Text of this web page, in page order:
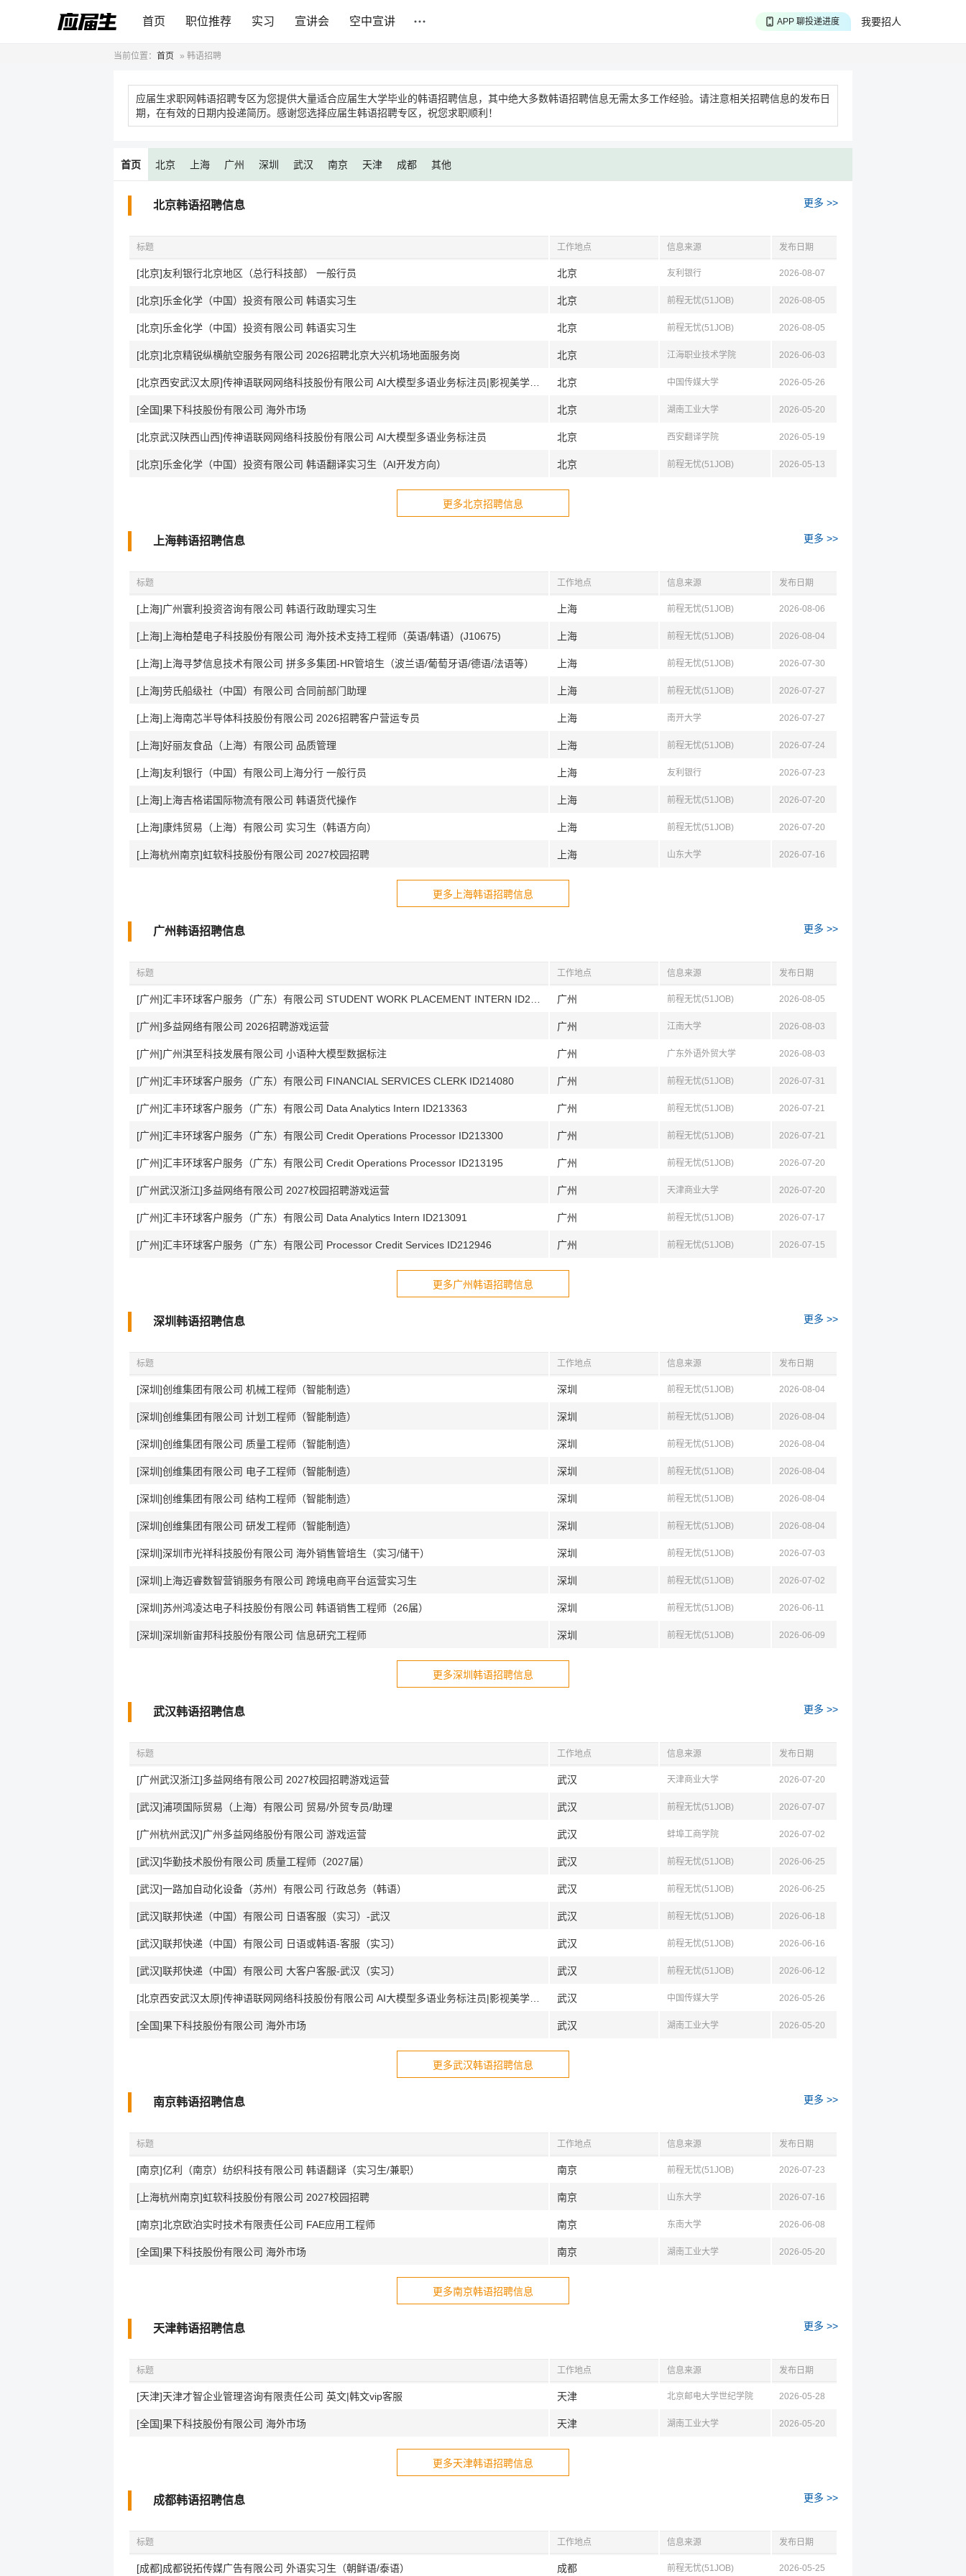
首页 职位推荐 实习 宣讲会 空中宣讲 我要招人
APP 聊投递进度
当前位置： 首页 » 韩语招聘
应届生求职网韩语招聘专区为您提供大量适合应届生大学毕业的韩语招聘信息，其中绝大多数韩语招聘信息无需太多工作经验。请注意相关招聘信息的发布日
期，在有效的日期内投递简历。感谢您选择应届生韩语招聘专区，祝您求职顺利！
首页 北京 上海 广州 深圳 武汉 南京 天津 成都 其他
北京韩语招聘信息 更多 >>
标题 工作地点 信息来源 发布日期
[北京]友利银行北京地区（总行科技部） 一般行员 北京 友利银行 2026-08-07
[北京]乐金化学（中国）投资有限公司 韩语实习生 北京 前程无忧(51JOB) 2026-08-05
[北京]乐金化学（中国）投资有限公司 韩语实习生 北京 前程无忧(51JOB) 2026-08-05
[北京]北京精锐纵横航空服务有限公司 2026招聘北京大兴机场地面服务岗 北京 江海职业技术学院 2026-06-03
北京 中国传媒大学 2026-05-26
[全国]果下科技股份有限公司 海外市场 北京 湖南工业大学 2026-05-20
[北京武汉陕西山西]传神语联网网络科技股份有限公司 AI大模型多语业务标注员 北京 西安翻译学院 2026-05-19
[北京]乐金化学（中国）投资有限公司 韩语翻译实习生（AI开发方向） 北京 前程无忧(51JOB) 2026-05-13
更多北京招聘信息
上海韩语招聘信息 更多 >>
标题 工作地点 信息来源 发布日期
[上海]广州寰利投资咨询有限公司 韩语行政助理实习生 上海 前程无忧(51JOB) 2026-08-06
[上海]上海柏楚电子科技股份有限公司 海外技术支持工程师（英语/韩语）(J10675) 上海 前程无忧(51JOB) 2026-08-04
[上海]上海寻梦信息技术有限公司 拼多多集团-HR管培生（波兰语/葡萄牙语/德语/法语等） 上海 前程无忧(51JOB) 2026-07-30
[上海]劳氏船级社（中国）有限公司 合同前部门助理 上海 前程无忧(51JOB) 2026-07-27
[上海]上海南芯半导体科技股份有限公司 2026招聘客户营运专员 上海 南开大学 2026-07-27
[上海]好丽友食品（上海）有限公司 品质管理 上海 前程无忧(51JOB) 2026-07-24
[上海]友利银行（中国）有限公司上海分行 一般行员 上海 友利银行 2026-07-23
[上海]上海吉格诺国际物流有限公司 韩语货代操作 上海 前程无忧(51JOB) 2026-07-20
[上海]康炜贸易（上海）有限公司 实习生（韩语方向） 上海 前程无忧(51JOB) 2026-07-20
[上海杭州南京]虹软科技股份有限公司 2027校园招聘 上海 山东大学 2026-07-16
更多上海韩语招聘信息
广州韩语招聘信息 更多 >>
标题 工作地点 信息来源 发布日期
广州 前程无忧(51JOB) 2026-08-05
[广州]多益网络有限公司 2026招聘游戏运营 广州 江南大学 2026-08-03
[广州]广州淇至科技发展有限公司 小语种大模型数据标注 广州 广东外语外贸大学 2026-08-03
[广州]汇丰环球客户服务（广东）有限公司 FINANCIAL SERVICES CLERK ID214080 广州 前程无忧(51JOB) 2026-07-31
[广州]汇丰环球客户服务（广东）有限公司 Data Analytics Intern ID213363 广州 前程无忧(51JOB) 2026-07-21
[广州]汇丰环球客户服务（广东）有限公司 Credit Operations Processor ID213300 广州 前程无忧(51JOB) 2026-07-21
[广州]汇丰环球客户服务（广东）有限公司 Credit Operations Processor ID213195 广州 前程无忧(51JOB) 2026-07-20
[广州武汉浙江]多益网络有限公司 2027校园招聘游戏运营 广州 天津商业大学 2026-07-20
[广州]汇丰环球客户服务（广东）有限公司 Data Analytics Intern ID213091 广州 前程无忧(51JOB) 2026-07-17
[广州]汇丰环球客户服务（广东）有限公司 Processor Credit Services ID212946 广州 前程无忧(51JOB) 2026-07-15
更多广州韩语招聘信息
深圳韩语招聘信息 更多 >>
标题 工作地点 信息来源 发布日期
[深圳]创维集团有限公司 机械工程师（智能制造） 深圳 前程无忧(51JOB) 2026-08-04
[深圳]创维集团有限公司 计划工程师（智能制造） 深圳 前程无忧(51JOB) 2026-08-04
[深圳]创维集团有限公司 质量工程师（智能制造） 深圳 前程无忧(51JOB) 2026-08-04
[深圳]创维集团有限公司 电子工程师（智能制造） 深圳 前程无忧(51JOB) 2026-08-04
[深圳]创维集团有限公司 结构工程师（智能制造） 深圳 前程无忧(51JOB) 2026-08-04
[深圳]创维集团有限公司 研发工程师（智能制造） 深圳 前程无忧(51JOB) 2026-08-04
[深圳]深圳市光祥科技股份有限公司 海外销售管培生（实习/储干） 深圳 前程无忧(51JOB) 2026-07-03
[深圳]上海迈睿数智营销服务有限公司 跨境电商平台运营实习生 深圳 前程无忧(51JOB) 2026-07-02
[深圳]苏州鸿凌达电子科技股份有限公司 韩语销售工程师（26届） 深圳 前程无忧(51JOB) 2026-06-11
[深圳]深圳新宙邦科技股份有限公司 信息研究工程师 深圳 前程无忧(51JOB) 2026-06-09
更多深圳韩语招聘信息
武汉韩语招聘信息 更多 >>
标题 工作地点 信息来源 发布日期
[广州武汉浙江]多益网络有限公司 2027校园招聘游戏运营 武汉 天津商业大学 2026-07-20
[武汉]浦项国际贸易（上海）有限公司 贸易/外贸专员/助理 武汉 前程无忧(51JOB) 2026-07-07
[广州杭州武汉]广州多益网络股份有限公司 游戏运营 武汉 蚌埠工商学院 2026-07-02
[武汉]华勤技术股份有限公司 质量工程师（2027届） 武汉 前程无忧(51JOB) 2026-06-25
[武汉]一路加自动化设备（苏州）有限公司 行政总务（韩语） 武汉 前程无忧(51JOB) 2026-06-25
[武汉]联邦快递（中国）有限公司 日语客服（实习）-武汉 武汉 前程无忧(51JOB) 2026-06-18
[武汉]联邦快递（中国）有限公司 日语或韩语-客服（实习） 武汉 前程无忧(51JOB) 2026-06-16
[武汉]联邦快递（中国）有限公司 大客户客服-武汉（实习） 武汉 前程无忧(51JOB) 2026-06-12
武汉 中国传媒大学 2026-05-26
[全国]果下科技股份有限公司 海外市场 武汉 湖南工业大学 2026-05-20
更多武汉韩语招聘信息
南京韩语招聘信息 更多 >>
标题 工作地点 信息来源 发布日期
[南京]亿利（南京）纺织科技有限公司 韩语翻译（实习生/兼职） 南京 前程无忧(51JOB) 2026-07-23
[上海杭州南京]虹软科技股份有限公司 2027校园招聘 南京 山东大学 2026-07-16
[南京]北京欧泊实时技术有限责任公司 FAE应用工程师 南京 东南大学 2026-06-08
[全国]果下科技股份有限公司 海外市场 南京 湖南工业大学 2026-05-20
更多南京韩语招聘信息
天津韩语招聘信息 更多 >>
标题 工作地点 信息来源 发布日期
[天津]天津才智企业管理咨询有限责任公司 英文|韩文vip客服 天津 北京邮电大学世纪学院 2026-05-28
[全国]果下科技股份有限公司 海外市场 天津 湖南工业大学 2026-05-20
更多天津韩语招聘信息
成都韩语招聘信息 更多 >>
标题 工作地点 信息来源 发布日期
[成都]成都锐拓传媒广告有限公司 外语实习生（朝鲜语/泰语） 成都 前程无忧(51JOB) 2026-05-25